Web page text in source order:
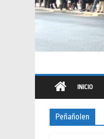
INICIO
Peñañolen